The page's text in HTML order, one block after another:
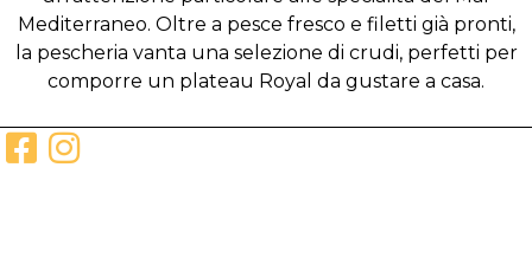
Mediterraneo. Oltre a pesce fresco e filetti già pronti,
la pescheria vanta una selezione di crudi, perfetti per
comporre un plateau Royal da gustare a casa.